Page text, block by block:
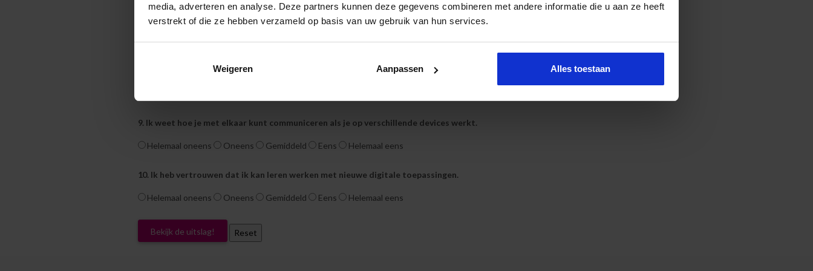
media, adverteren en analyse. Deze partners kunnen deze gegevens combineren met andere informatie die u aan ze heeft
verstrekt of die ze hebben verzameld op basis van uw gebruik van hun services.
Weigeren Aanpassen Alles toestaan
7. Ik kan uitleggen waarom het belangrijk is om software bij te werken met updates.
Helemaal oneens Oneens Gemiddeld Eens Helemaal eens
8. Ik ben nieuwsgierig naar nieuwe manieren van digitaal communiceren en archiveren die ik kan inzetten in mijn werk.
9. Ik weet hoe je met elkaar kunt communiceren als je op verschillende devices werkt.
Helemaal oneens Oneens Gemiddeld Eens Helemaal eens
10. Ik heb vertrouwen dat ik kan leren werken met nieuwe digitale toepassingen.
Helemaal oneens Oneens Gemiddeld Eens Helemaal eens
Bekijk de uitslag!